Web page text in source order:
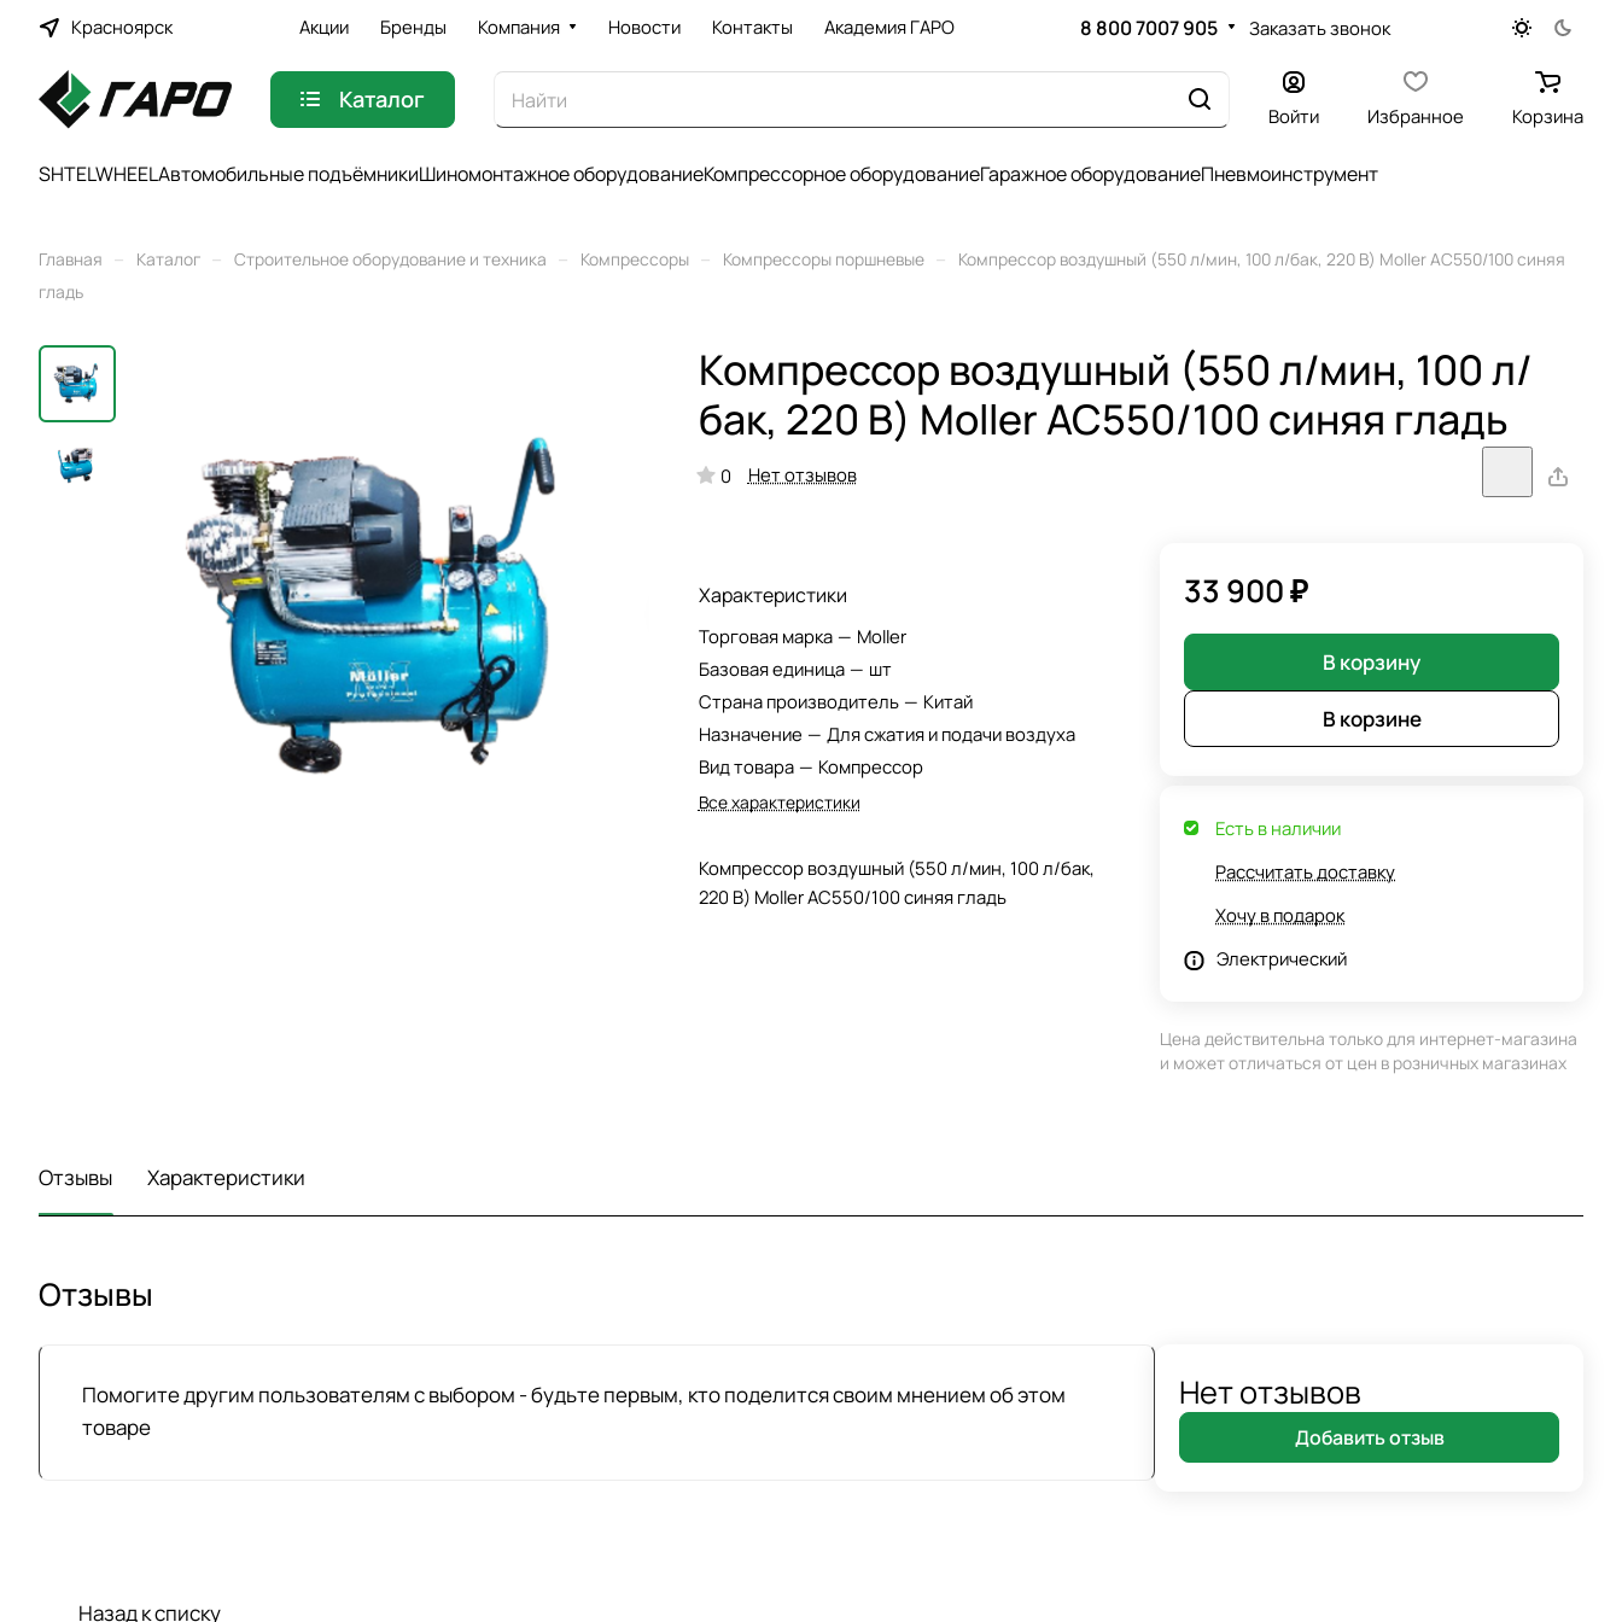
Красноярск Акции Бренды Компания Новости Контакты Академия ГАРО 8 800 7007 905 Заказать звонок
Каталог
Войти Избранное Корзина
SHTELWHEELАвтомобильные подъёмникиШиномонтажное оборудованиеКомпрессорное оборудованиеГаражное оборудованиеПневмоинструмент
Главная – Каталог – Строительное оборудование и техника – Компрессоры – Компрессоры поршневые –
Компрессор воздушный (550 л/мин, 100 л/бак, 220 В) Moller AC550/100 синяя
гладь
Компрессор воздушный (550 л/мин, 100 л/
бак, 220 В) Moller AC550/100 синяя гладь
0 Нет отзывов
Характеристики
Торговая марка — Moller
Базовая единица — шт
Страна производитель — Китай
Назначение — Для сжатия и подачи воздуха
Вид товара — Компрессор
Все характеристики
Компрессор воздушный (550 л/мин, 100 л/бак,
220 В) Moller AC550/100 синяя гладь
33 900 ₽
В корзину
В корзине
Есть в наличии
Рассчитать доставку
Хочу в подарок
Электрический
Цена действительна только для интернет-магазина
и может отличаться от цен в розничных магазинах
Отзывы Характеристики
Отзывы
Помогите другим пользователям с выбором - будьте первым, кто поделится своим мнением об этом
товаре
Нет отзывов
Добавить отзыв
Назад к списку